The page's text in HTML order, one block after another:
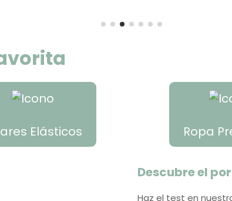
Elásticos Ropa
Descubre el
Haz el test en